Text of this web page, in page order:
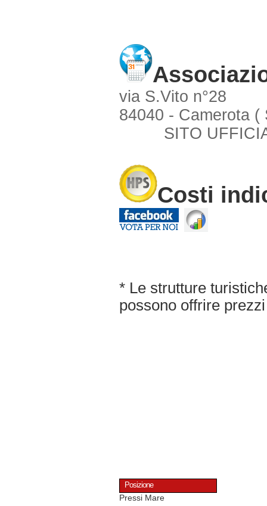
via S.Vito n°28
84040 - Camerota (
SITO
Costi
* Le strutture
possono offrire
Posizione
Pressi Mare